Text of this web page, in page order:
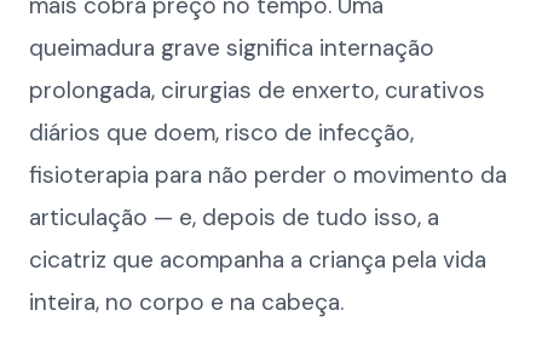
queimadura grave significa internação
prolongada, cirurgias de enxerto, curativos
diários que doem, risco de infecção,
fisioterapia para não perder o movimento da
articulação — e, depois de tudo isso, a
cicatriz que acompanha a criança pela vida
inteira, no corpo e na cabeça.